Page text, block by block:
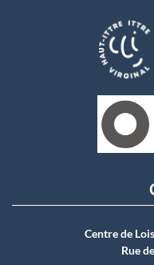
Centre de
Rue